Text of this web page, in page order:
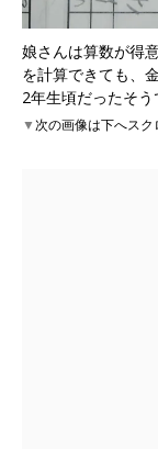
娘さんは算数が得
を計算できても、
2年生頃だったそう
▼次の画像は下へス